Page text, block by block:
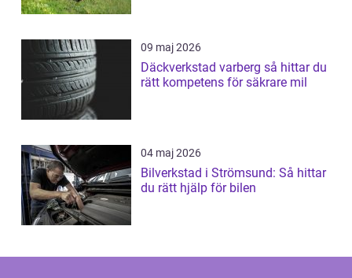
09 maj 2026
Däckverkstad varberg så hittar du
rätt kompetens för säkrare mil
04 maj 2026
Bilverkstad i Strömsund: Så hittar
du rätt hjälp för bilen